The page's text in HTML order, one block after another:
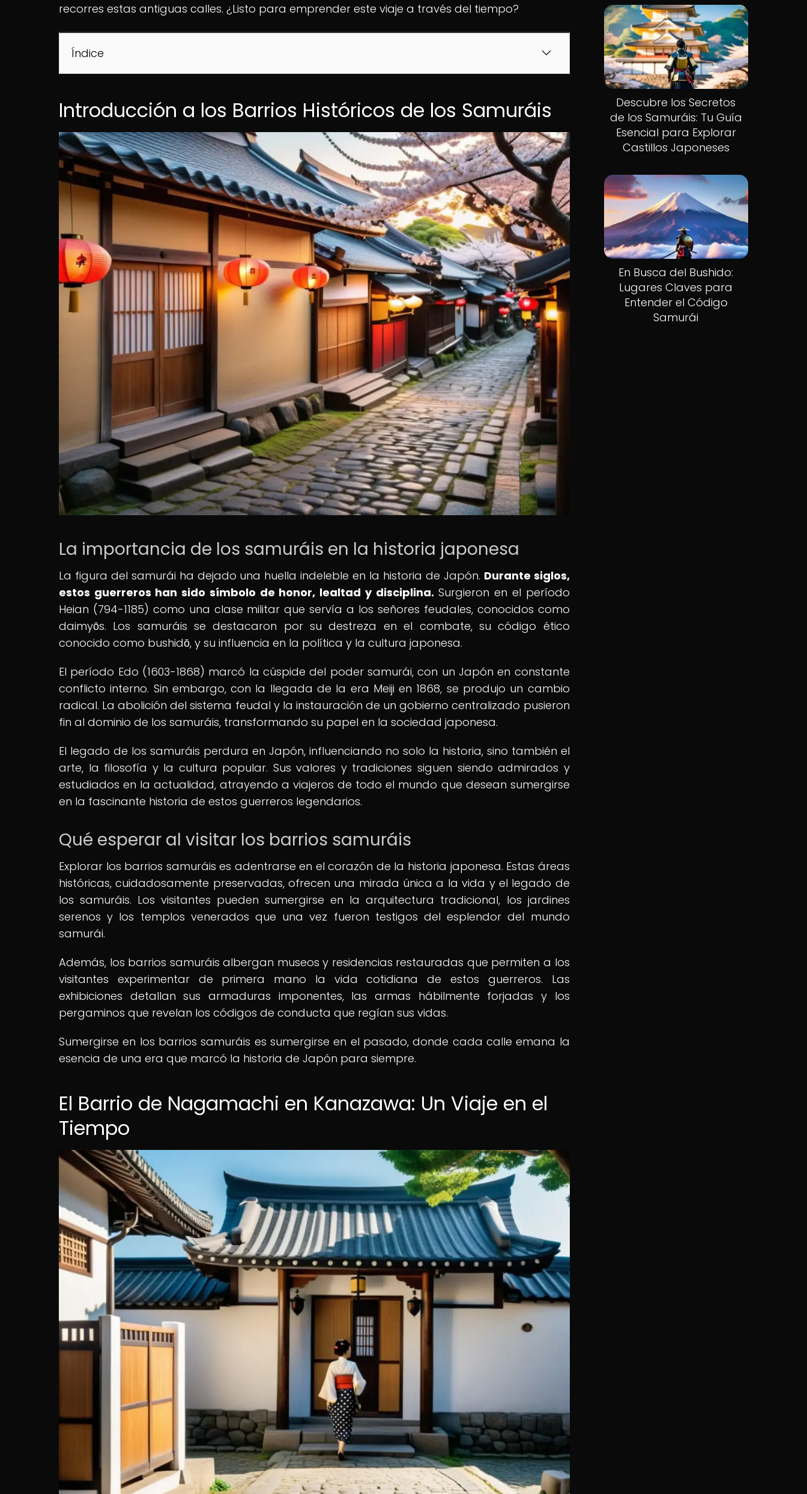
recorres estas antiguas calles. ¿Listo para emprender este viaje a través del tiempo?
Índice
Introducción a los Barrios Históricos de los Samuráis
La importancia de los samuráis en la historia japonesa
La figura del samurái ha dejado una huella indeleble en la historia de Japón. Durante siglos,
estos guerreros han sido símbolo de honor, lealtad y disciplina. Surgieron en el período
Heian (794-1185) como una clase militar que servía a los señores feudales, conocidos como
daimyōs. Los samuráis se destacaron por su destreza en el combate, su código ético
conocido como bushidō, y su influencia en la política y la cultura japonesa.
El período Edo (1603-1868) marcó la cúspide del poder samurái, con un Japón en constante
conflicto interno. Sin embargo, con la llegada de la era Meiji en 1868, se produjo un cambio
radical. La abolición del sistema feudal y la instauración de un gobierno centralizado pusieron
fin al dominio de los samuráis, transformando su papel en la sociedad japonesa.
El legado de los samuráis perdura en Japón, influenciando no solo la historia, sino también el
arte, la filosofía y la cultura popular. Sus valores y tradiciones siguen siendo admirados y
estudiados en la actualidad, atrayendo a viajeros de todo el mundo que desean sumergirse
en la fascinante historia de estos guerreros legendarios.
Qué esperar al visitar los barrios samuráis
Explorar los barrios samuráis es adentrarse en el corazón de la historia japonesa. Estas áreas
históricas, cuidadosamente preservadas, ofrecen una mirada única a la vida y el legado de
los samuráis. Los visitantes pueden sumergirse en la arquitectura tradicional, los jardines
serenos y los templos venerados que una vez fueron testigos del esplendor del mundo
samurái.
Además, los barrios samuráis albergan museos y residencias restauradas que permiten a los
visitantes experimentar de primera mano la vida cotidiana de estos guerreros. Las
exhibiciones detallan sus armaduras imponentes, las armas hábilmente forjadas y los
pergaminos que revelan los códigos de conducta que regían sus vidas.
Sumergirse en los barrios samuráis es sumergirse en el pasado, donde cada calle emana la
esencia de una era que marcó la historia de Japón para siempre.
El Barrio de Nagamachi en Kanazawa: Un Viaje en el
Tiempo
Descubre los Secretos
de los Samuráis: Tu Guía
Esencial para Explorar
Castillos Japoneses
En Busca del Bushido:
Lugares Claves para
Entender el Código
Samurái